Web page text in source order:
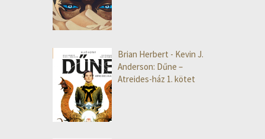
Brian Herbert - Kevin J.
Anderson: Dűne –
Atreides-ház 1. kötet